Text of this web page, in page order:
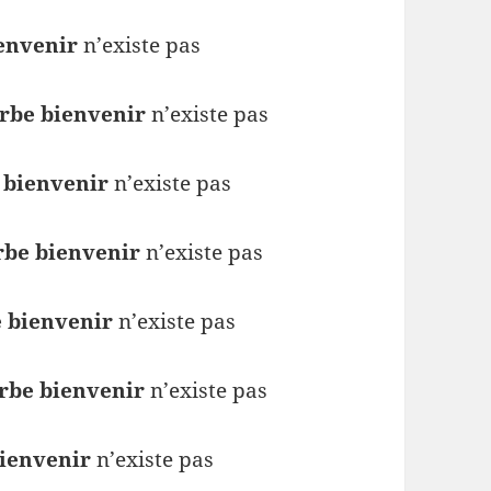
n’existe pas
bienvenirn’existe pas
bienvenirn’existe pas
bienvenirn’existe pas
bienvenirn’existe pas
bienvenirn’existe pas
n’existe pas